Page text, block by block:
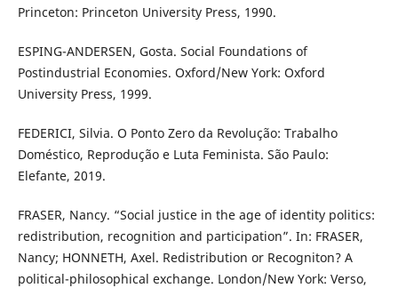
Princeton: Princeton University Press, 1990.
ESPING-ANDERSEN, Gosta. Social Foundations of
Postindustrial Economies. Oxford/New York: Oxford
University Press, 1999.
FEDERICI, Silvia. O Ponto Zero da Revolução: Trabalho
Doméstico, Reprodução e Luta Feminista. São Paulo:
Elefante, 2019.
FRASER, Nancy. “Social justice in the age of identity politics:
redistribution, recognition and participation”. In: FRASER,
Nancy; HONNETH, Axel. Redistribution or Recogniton? A
political-philosophical exchange. London/New York: Verso,